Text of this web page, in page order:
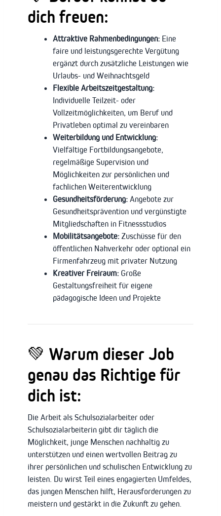
dich freuen:
Attraktive Rahmenbedingungen: Eine
faire und leistungsgerechte Vergütung
ergänzt durch zusätzliche Leistungen wie
Urlaubs- und Weihnachtsgeld
Flexible Arbeitszeitgestaltung:
Individuelle Teilzeit- oder
Vollzeitmöglichkeiten, um Beruf und
Privatleben optimal zu vereinbaren
Weiterbildung und Entwicklung:
Vielfältige Fortbildungsangebote,
regelmäßige Supervision und
Möglichkeiten zur persönlichen und
fachlichen Weiterentwicklung
Gesundheitsförderung: Angebote zur
Gesundheitsprävention und vergünstigte
Mitgliedschaften in Fitnessstudios
Mobilitätsangebote: Zuschüsse für den
öffentlichen Nahverkehr oder optional ein
Firmenfahrzeug mit privater Nutzung
Kreativer Freiraum: Große
Gestaltungsfreiheit für eigene
pädagogische Ideen und Projekte
💚 Warum dieser Job
genau das Richtige für
dich ist:
Die Arbeit als Schulsozialarbeiter oder
Schulsozialarbeiterin gibt dir täglich die
Möglichkeit, junge Menschen nachhaltig zu
unterstützen und einen wertvollen Beitrag zu
ihrer persönlichen und schulischen Entwicklung zu
leisten. Du wirst Teil eines engagierten Umfeldes,
das jungen Menschen hilft, Herausforderungen zu
meistern und gestärkt in die Zukunft zu gehen.